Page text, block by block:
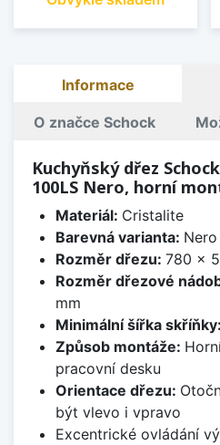
Informace
O značce Schock
Kuchyňský dřez
100LS Nero, horní
Materiál: Cristalite
Barevná varianta:
Rozměr dřezu: 780 x
Rozměr dřezové
mm
Minimální šířka skříňky:
Způsob montáže:
pracovní desku
Orientace dřezu:
být vlevo i vpravo
Excentrické ovládání